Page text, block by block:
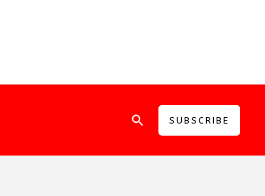
SearchSUBSCRIBE